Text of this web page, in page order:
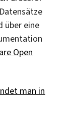
über eine
Open
man in